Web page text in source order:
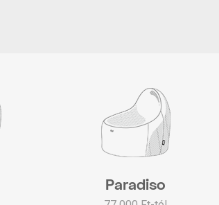
Paradiso